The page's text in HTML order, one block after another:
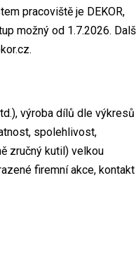
pracoviště je DEKOR,
možný od 1.7.2026.
výroba dílů dle výkresů
spolehlivost,
zručný kutil) velkou
firemní akce, kontakt